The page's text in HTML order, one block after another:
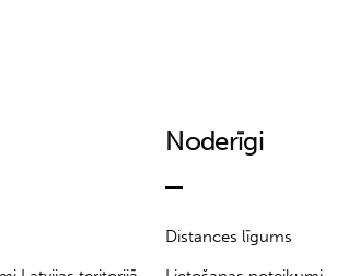
Noderīgi
Distances līgums